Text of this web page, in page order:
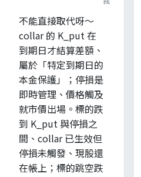
不能直接取代呀～
collar 的 K_put 在
到期日才結算差額、
屬於「特定到期日的
本金保護」；停損是
即時管理、價格觸及
就市價出場。標的跌
到 K_put 與停損之
間、collar 已生效但
停損未觸發、現股還
在帳上；標的跳空跌